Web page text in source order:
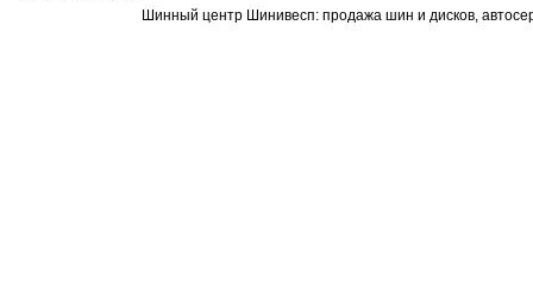
Шинный центр Шинивесп: продажа шин и дисков,